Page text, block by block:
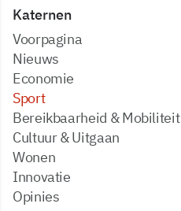
Katernen
Voorpagina
Nieuws
Economie
Sport
Bereikbaarheid & Mobiliteit
Cultuur & Uitgaan
Wonen
Innovatie
Opinies